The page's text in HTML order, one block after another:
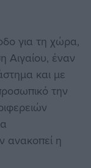
για τη χώρα,
Αιγαίου, έναν
και με
την
ανακοπεί η